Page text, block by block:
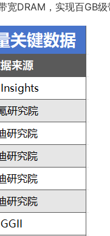
DRAM，实现百GB级